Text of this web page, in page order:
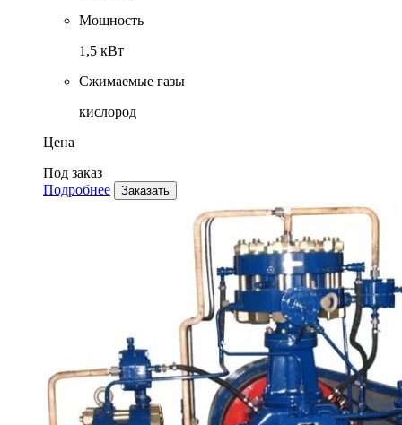
Мощность
1,5 кВт
Сжимаемые газы
кислород
Цена
Под заказ
Подробнее
Заказать